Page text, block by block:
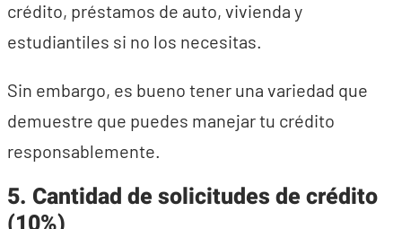
crédito, préstamos de auto, vivienda y
estudiantiles si no los necesitas.
Sin embargo, es bueno tener una variedad que
demuestre que puedes manejar tu crédito
responsablemente.
5. Cantidad de solicitudes de crédito